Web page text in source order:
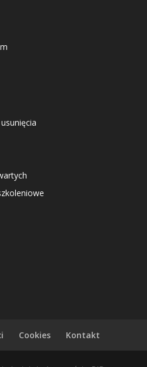
Cookies Kontakt